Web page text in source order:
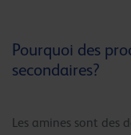
Pourquoi des
secondaires?
Les amines sont des